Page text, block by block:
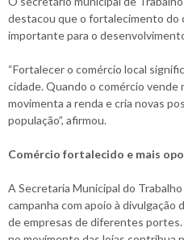
destacou que o fortalecimento do
importante para o
“Fortalecer o comércio local
cidade. Quando o comércio vende
movimenta a renda e cria novas
população”, afirmou.
Comércio fortalecido e mais
A Secretaria Municipal do
campanha com apoio à divulgação
de empresas de diferentes